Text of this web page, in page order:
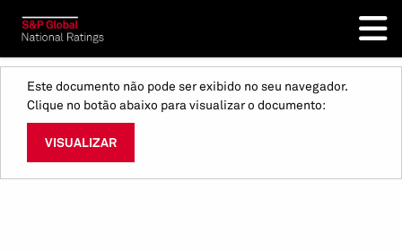
Este documento não pode ser exibido no seu navegador.
Clique no botão abaixo para visualizar o documento:
VISUALIZAR